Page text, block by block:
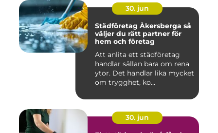
30. jun
Städföretag Åkersberga så
väljer du rätt partner för
hem och företag
Att anlita ett städföretag
handlar sällan bara om rena
ytor. Det handlar lika mycket
om trygghet, ko...
30. jun